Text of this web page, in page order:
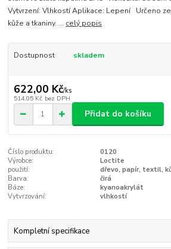
Vytvrzení: Vlhkostí Aplikace: Lepení Určeno
kůže a tkaniny. ... celý popis
Dostupnost skladem
622,00 Kč/ks
514,05 Kč bez DPH
Přidat do košíku
Číslo produktu:
0120
Výrobce:
Loctite
použití:
dřevo, papír, textil,
Barva:
čirá
Báze:
kyanoakrylát
Vytvrzování:
vlhkostí
Kompletní specifikace